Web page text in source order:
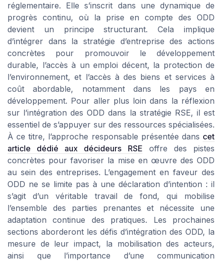
réglementaire. Elle s’inscrit dans une dynamique de
progrès continu, où la prise en compte des ODD
devient un principe structurant. Cela implique
d’intégrer dans la stratégie d’entreprise des actions
concrètes pour promouvoir le développement
durable, l’accès à un emploi décent, la protection de
l’environnement, et l’accès à des biens et services à
coût abordable, notamment dans les pays en
développement. Pour aller plus loin dans la réflexion
sur l’intégration des ODD dans la stratégie RSE, il est
essentiel de s’appuyer sur des ressources spécialisées.
À ce titre, l’approche responsable présentée dans cet
article dédié aux décideurs RSE offre des pistes
concrètes pour favoriser la mise en œuvre des ODD
au sein des entreprises. L’engagement en faveur des
ODD ne se limite pas à une déclaration d’intention : il
s’agit d’un véritable travail de fond, qui mobilise
l’ensemble des parties prenantes et nécessite une
adaptation continue des pratiques. Les prochaines
sections aborderont les défis d’intégration des ODD, la
mesure de leur impact, la mobilisation des acteurs,
ainsi que l’importance d’une communication